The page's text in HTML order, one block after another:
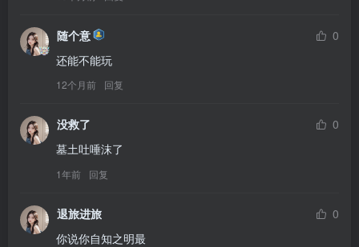
随个意
0
还能不能玩
12个月前 回复
没救了
0
墓土吐唾沫了
1年前 回复
退旅进旅
0
你说你自知之明最